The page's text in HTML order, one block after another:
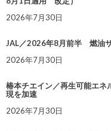
2026年7月30日
JAL／2026年8月前半 燃油
2026年7月30日
椿本チエイン／再生可能エネ
現を加速
2026年7月30日